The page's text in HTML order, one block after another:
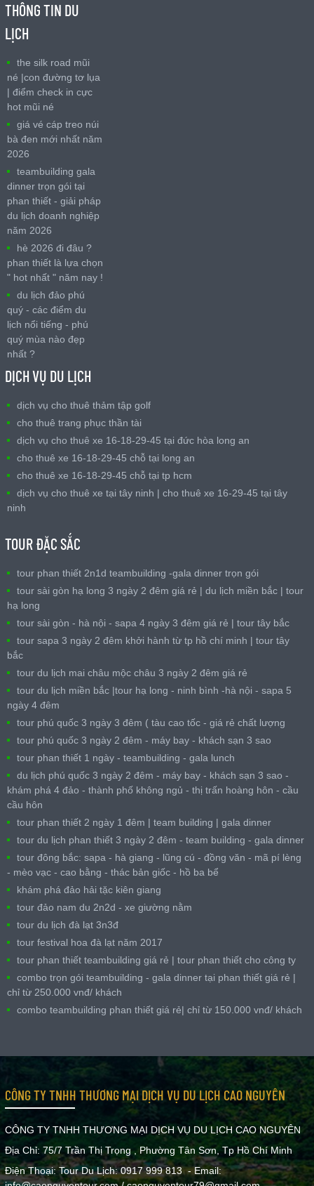
THÔNG TIN DU
LỊCH
the silk road mũi
né |con đường tơ lụa
| điểm check in cực
hot mũi né
giá vé cáp treo núi
bà đen mới nhất năm
2026
teambuilding gala
dinner trọn gói tại
phan thiết - giải pháp
du lịch doanh nghiệp
năm 2026
hè 2026 đi đâu ?
phan thiết là lựa chọn
" hot nhất " năm nay !
du lịch đảo phú
quý - các điểm du
lịch nổi tiếng - phú
quý mùa nào đẹp
nhất ?
DỊCH VỤ DU LỊCH
dịch vụ cho thuê thảm tập golf
cho thuê trang phục thần tài
dịch vụ cho thuê xe 16-18-29-45 tại đức hòa long an
cho thuê xe 16-18-29-45 chỗ tại long an
cho thuê xe 16-18-29-45 chỗ tại tp hcm
dịch vụ cho thuê xe tại tây ninh | cho thuê xe 16-29-45 tại tây
ninh
TOUR ĐẶC SẮC
tour phan thiết 2n1d teambuilding -gala dinner trọn gói
tour sài gòn hạ long 3 ngày 2 đêm giá rẻ | du lịch miền bắc | tour
hạ long
tour sài gòn - hà nội - sapa 4 ngày 3 đêm giá rẻ | tour tây bắc
tour sapa 3 ngày 2 đêm khởi hành từ tp hồ chí minh | tour tây
bắc
tour du lịch mai châu mộc châu 3 ngày 2 đêm giá rẻ
tour du lịch miền bắc |tour hạ long - ninh bình -hà nội - sapa 5
ngày 4 đêm
tour phú quốc 3 ngày 3 đêm ( tàu cao tốc - giá rẻ chất lượng
tour phú quốc 3 ngày 2 đêm - máy bay - khách sạn 3 sao
tour phan thiết 1 ngày - teambuilding - gala lunch
du lịch phú quốc 3 ngày 2 đêm - máy bay - khách sạn 3 sao -
khám phá 4 đảo - thành phố không ngủ - thị trấn hoàng hôn - cầu
cầu hôn
tour phan thiết 2 ngày 1 đêm | team building | gala dinner
tour du lịch phan thiết 3 ngày 2 đêm - team building - gala dinner
tour đông bắc: sapa - hà giang - lũng cú - đồng văn - mã pí lèng
- mèo vạc - cao bằng - thác bản giốc - hồ ba bể
khám phá đảo hải tặc kiên giang
tour đảo nam du 2n2d - xe giường nằm
tour du lịch đà lạt 3n3đ
tour festival hoa đà lạt năm 2017
tour phan thiết teambuilding giá rẻ | tour phan thiết cho công ty
combo trọn gói teambuilding - gala dinner tại phan thiết giá rẻ |
chỉ từ 250.000 vnđ/ khách
combo teambuilding phan thiết giá rẻ| chỉ từ 150.000 vnđ/ khách
CÔNG TY TNHH THƯƠNG MẠI DỊCH VỤ DU LỊCH CAO NGUYÊN
CÔNG TY TNHH THƯƠNG MẠI DỊCH VỤ DU LỊCH CAO NGUYÊN
Địa Chỉ: 75/7 Trần Thị Trọng , Phường Tân Sơn, Tp Hồ Chí Minh
Điện Thoại: Tour Du Lịch: 0917 999 813 - Email: